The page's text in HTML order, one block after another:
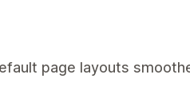
page layouts